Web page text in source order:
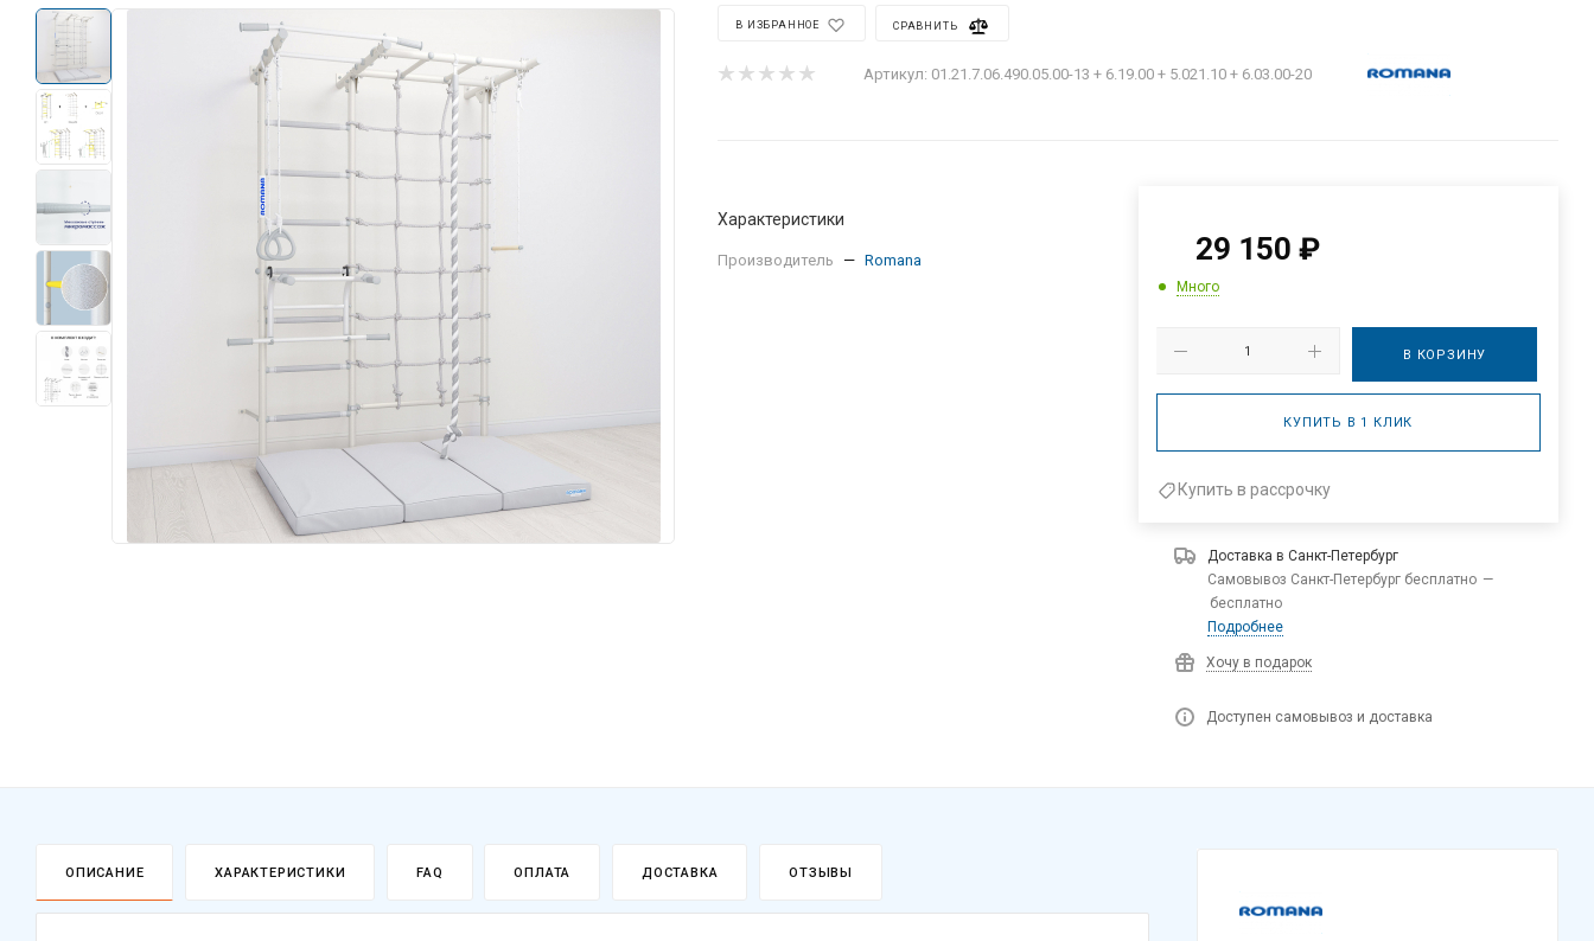
В ИЗБРАННОЕ СРАВНИТЬ
Артикул: 01.21.7.06.490.05.00-13 + 6.19.00 + 5.021.10 + 6.03.00-20
Характеристики
Производитель — Romana 29 150 ₽
Много
В КОРЗИНУ
КУПИТЬ В 1 КЛИК
Купить в рассрочку
Доставка в Санкт-Петербург
Самовывоз Санкт-Петербург бесплатно —
бесплатно
Подробнее
Хочу в подарок
Доступен самовывоз и доставка
ОПИСАНИЕ ХАРАКТЕРИСТИКИ FAQ ОПЛАТА ДОСТАВКА ОТЗЫВЫ